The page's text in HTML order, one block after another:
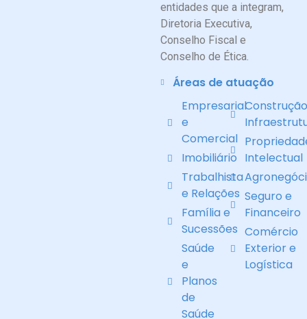
entidades que a integram,
Diretoria Executiva,
Conselho Fiscal e
Conselho de Ética.
Áreas de atuação
Empresarial
e
Comercial
Imobiliário
Trabalhista
e Relações
Família e
Sucessões
Saúde
e
Planos
de
Saúde
Intelectual
Seguro e
Financeiro
Comércio
Exterior e
Logística